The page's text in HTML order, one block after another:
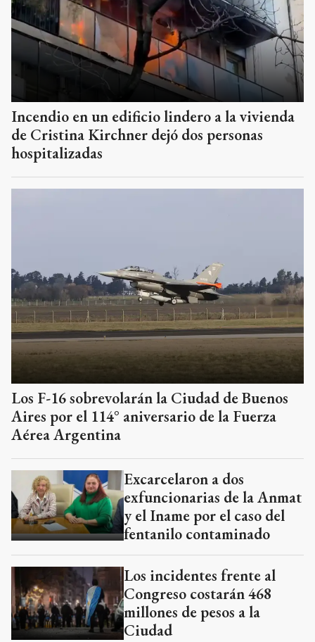
Incendio en un edificio lindero a la vivienda
de Cristina Kirchner dejó dos personas
hospitalizadas
Los F-16 sobrevolarán la Ciudad de Buenos
Aires por el 114° aniversario de la Fuerza
Aérea Argentina
Excarcelaron a dos
exfuncionarias de la Anmat
y el Iname por el caso del
fentanilo contaminado
Los incidentes frente al
Congreso costarán 468
millones de pesos a la
Ciudad